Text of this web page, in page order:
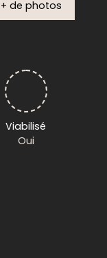
+ de photos
Viabilisé
Oui